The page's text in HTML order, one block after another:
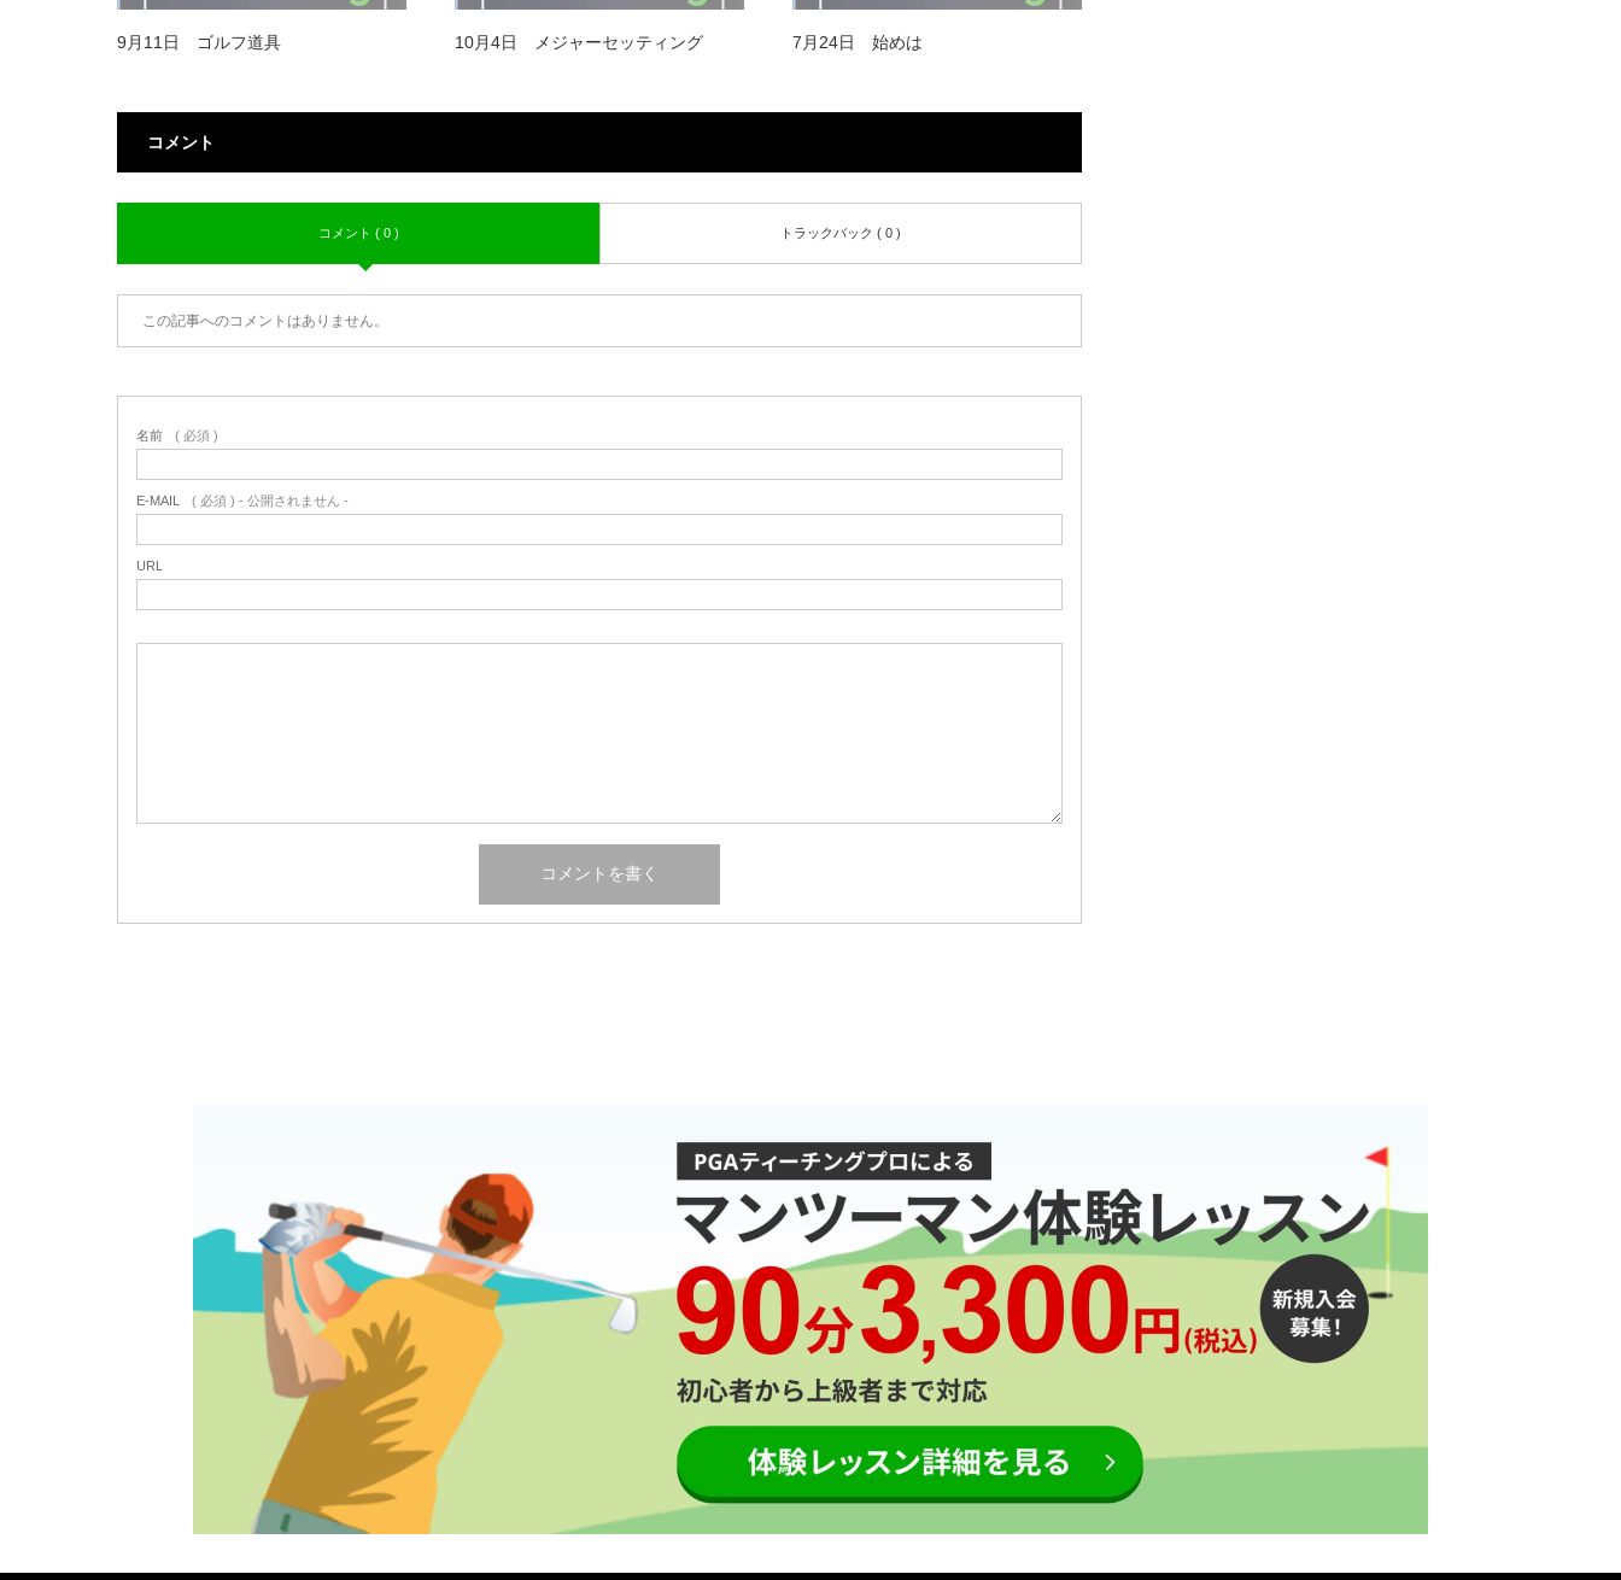
9月11日 ゴルフ道具 10月4日 メジャーセッティング 7月24日 始めは
コメント
コメント ( 0 ) トラックバック ( 0 )
この記事へのコメントはありません。
名前 ( 必須 )
E-MAIL ( 必須 ) - 公開されません -
URL